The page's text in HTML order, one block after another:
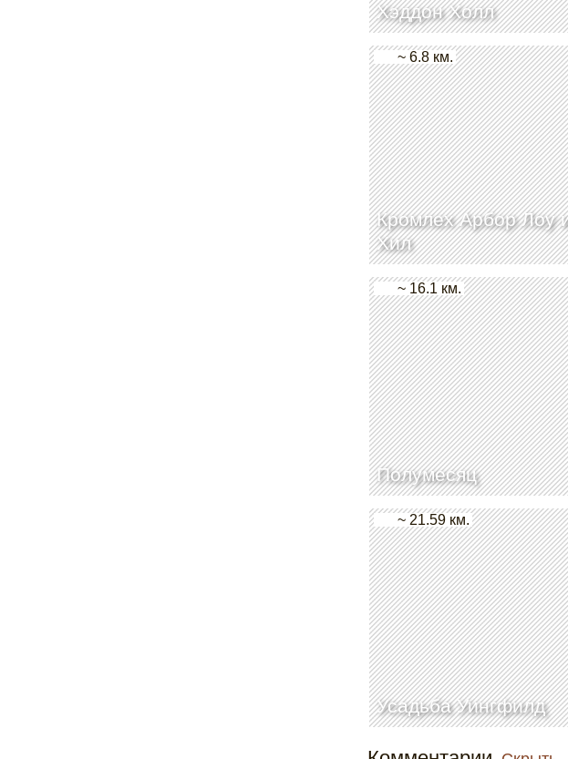
Хэддон Холл
Кромлех Арбор Лоу
Хил
~ 6.8 км.
Полумесяц
~ 16.1 км.
Усадьба Уингфилд
~ 21.59 км.